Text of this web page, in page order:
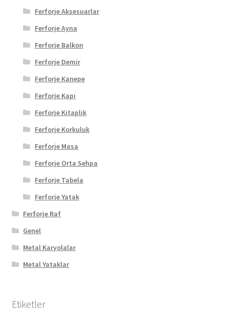
Ferforje Aksesuarlar
Ferforje Ayna
Ferforje Balkon
Ferforje Demir
Ferforje Kanepe
Ferforje Kapı
Ferforje Kitaplık
Ferforje Korkuluk
Ferforje Masa
Ferforje Orta Sehpa
Ferforje Tabela
Ferforje Yatak
Ferforje Raf
Genel
Metal Karyolalar
Metal Yataklar
Etiketler